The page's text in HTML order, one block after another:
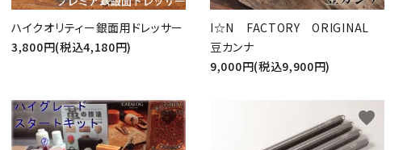
ハイクオリティー銀面用ドレッサー
3,800円(税込4,180円)
I☆N FACTORY ORIGINAL
豆カンナ
9,000円(税込9,900円)
favorite favorite